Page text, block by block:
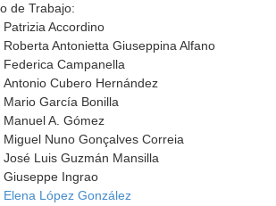
de Trabajo:
Patrizia Accordino
Roberta Antonietta Giuseppina Alfano
Federica Campanella
Antonio Cubero Hernández
Mario García Bonilla
Manuel A. Gómez
Miguel Nuno Gonçalves Correia
José Luis Guzmán Mansilla
Giuseppe Ingrao
Elena López González